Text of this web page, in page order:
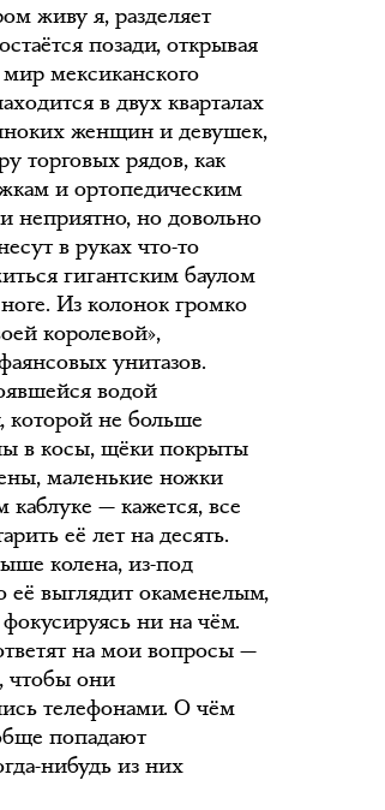
живу я, разделяет
позади, открывая
мексиканского
в двух кварталах
женщин и девушек,
торговых рядов, как
и ортопедическим
неприятно, но довольно
в руках что-то
гигантским баулом
Из колонок громко
королевой»,
унитазов.
водой
не больше
в косы, щёки покрыты
маленькие ножки
— кажется, все
её лет на десять.
колена, из-под
её выглядит окаменелым,
ни на чём.
на мои вопросы —
чтобы они
телефонами. О чём
попадают
нибудь из них